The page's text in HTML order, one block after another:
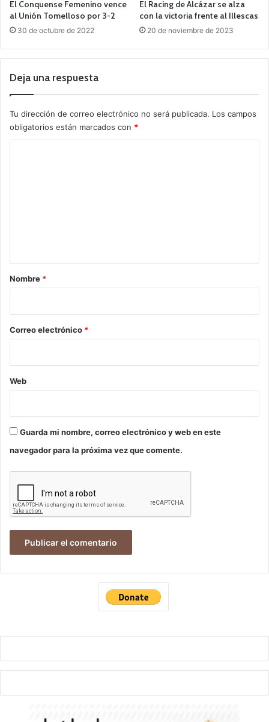
El Conquense Femenino vence
al Unión Tomelloso por 3-2
30 de octubre de 2022
El Racing de Alcázar se alza
con la victoria frente al Illescas
20 de noviembre de 2023
Deja una respuesta
Tu dirección de correo electrónico no será publicada. Los campos
obligatorios están marcados con *
r
*
Nombre *
Correo electrónico *
Web
Guarda mi nombre, correo electrónico y web en este
navegador para la próxima vez que comente.